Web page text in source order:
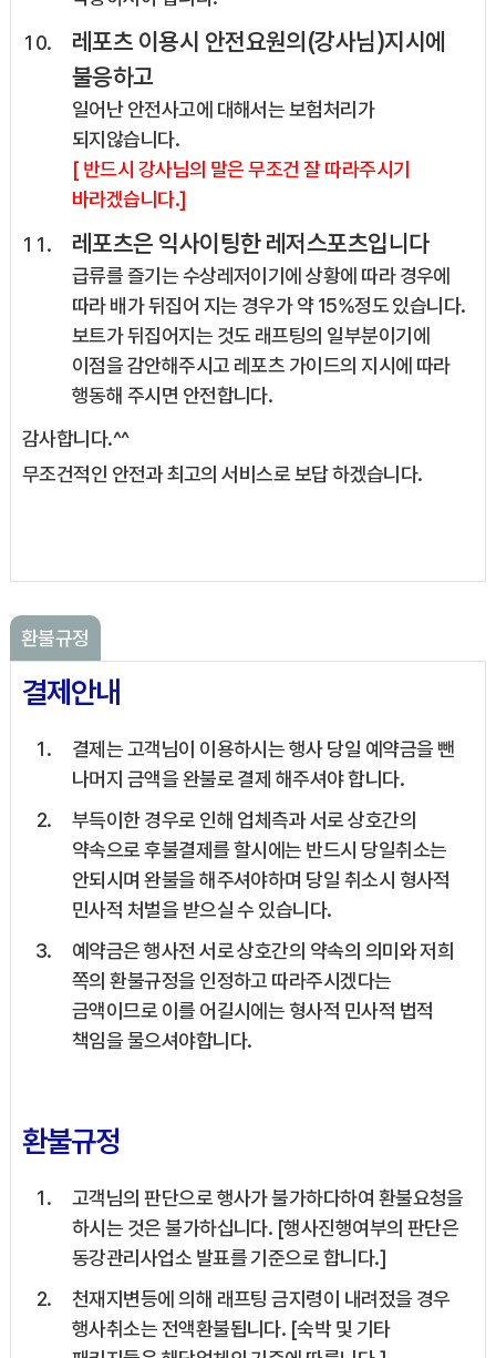
레포츠 이용시 안전요원의(강사님)지시에
불응하고
일어난 안전사고에 대해서는 보험처리가
되지않습니다.
[ 반드시 강사님의 말은 무조건 잘 따라주시기
바라겠습니다.]
레포츠은 익사이팅한 레저스포츠입니다
급류를 즐기는 수상레저이기에 상황에 따라 경우에
따라 배가 뒤집어 지는 경우가 약 15%정도 있습니다.
보트가 뒤집어지는 것도 래프팅의 일부분이기에
이점을 감안해주시고 레포츠 가이드의 지시에 따라
행동해 주시면 안전합니다.
감사합니다.^^
무조건적인 안전과 최고의 서비스로 보답 하겠습니다.
환불규정
결제안내
결제는 고객님이 이용하시는 행사 당일 예약금을 뺀
나머지 금액을 완불로 결제 해주셔야 합니다.
부득이한 경우로 인해 업체측과 서로 상호간의
약속으로 후불결제를 할시에는 반드시 당일취소는
안되시며 완불을 해주셔야하며 당일 취소시 형사적
민사적 처벌을 받으실 수 있습니다.
예약금은 행사전 서로 상호간의 약속의 의미와 저희
쪽의 환불규정을 인정하고 따라주시겠다는
금액이므로 이를 어길시에는 형사적 민사적 법적
책임을 물으셔야합니다.
환불규정
고객님의 판단으로 행사가 불가하다하여 환불요청을
하시는 것은 불가하십니다. [행사진행여부의 판단은
동강관리사업소 발표를 기준으로 합니다.]
천재지변등에 의해 래프팅 금지령이 내려젔을 경우
행사취소는 전액환불됩니다. [숙박 및 기타